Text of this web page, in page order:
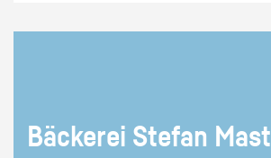
Bä­cke­rei Ste­fan Mast